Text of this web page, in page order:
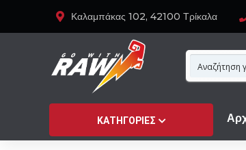
Καλαμπάκας 102, 42100 Τρίκαλα
ΚΑΤΗΓΟΡΊΕΣ